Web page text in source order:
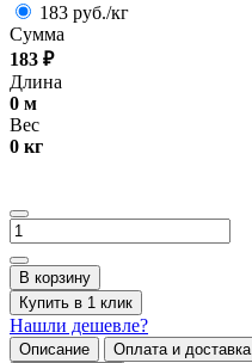
183 руб./кг
Сумма
183 ₽
Длина
0 м
Вес
0 кг
В корзину
Купить в 1 клик
Нашли дешевле?
Описание Оплата и доставка